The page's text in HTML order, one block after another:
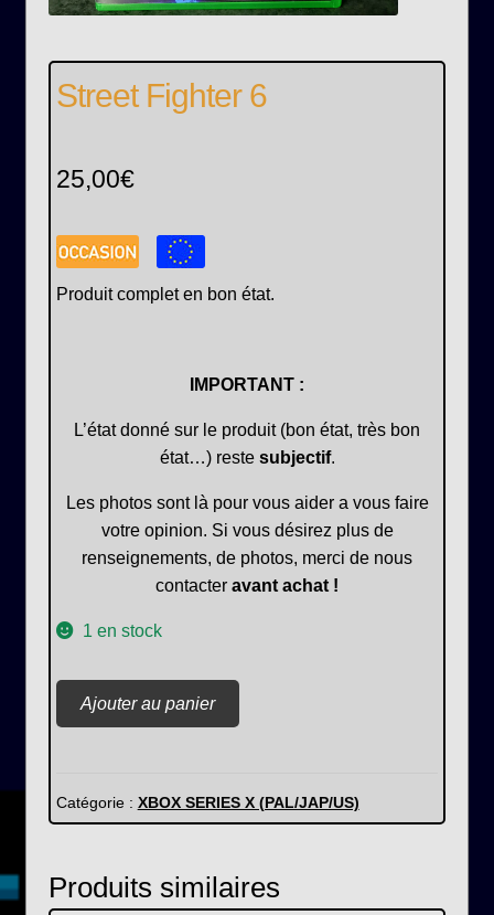
Street Fighter 6
25,00€
Produit complet en bon état.
IMPORTANT :
L’état donné sur le produit (bon état, très bon
état…) reste subjectif.
Les photos sont là pour vous aider a vous faire
votre opinion. Si vous désirez plus de
renseignements, de photos, merci de nous
contacter avant achat !
1 en stock
de
6
Ajouter au panier
Catégorie : XBOX SERIES X (PAL/JAP/US)
Produits similaires